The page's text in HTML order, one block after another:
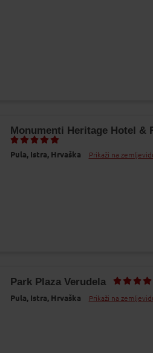
Monumenti Heritage Hotel &
Pula, Istra, Hrvaška Prikaži na
Park Plaza Verudela
Pula, Istra, Hrvaška Prikaži na